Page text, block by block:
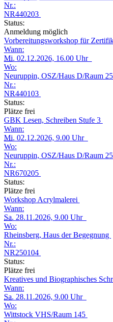
Nr.:
NR440203
Status:
Anmeldung möglich
Vorbereitungsworkshop für
Wann:
Mi. 02.12.2026, 16.00 Uhr
Wo:
Neuruppin, OSZ/Haus D/Raum
Nr.:
NR440103
Status:
Plätze frei
GBK Lesen, Schreiben Stufe 3
Wann:
Mi. 02.12.2026, 9.00 Uhr
Wo:
Neuruppin, OSZ/Haus D/Raum
Nr.:
NR670205
Status:
Plätze frei
Workshop Acrylmalerei
Wann:
Sa. 28.11.2026, 9.00 Uhr
Wo:
Rheinsberg, Haus der Begegnung
Nr.:
NR250104
Status:
Plätze frei
Kreatives und Biographisches
Wann:
Sa. 28.11.2026, 9.00 Uhr
Wo:
Wittstock VHS/Raum 145